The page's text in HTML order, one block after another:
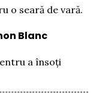
o seară de vară.
Blanc
a însoți